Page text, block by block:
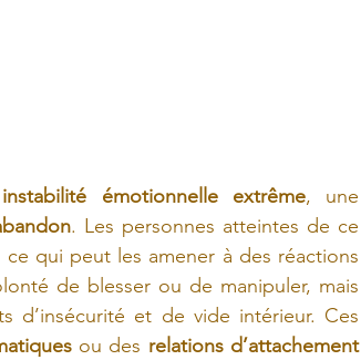
instabilité émotionnelle extrême
. Les personnes atteintes de ce
qui peut les amener à des réactions
de blesser ou de manipuler, mais
d’insécurité et de vide intérieur. Ces
ou des relations d’attachement